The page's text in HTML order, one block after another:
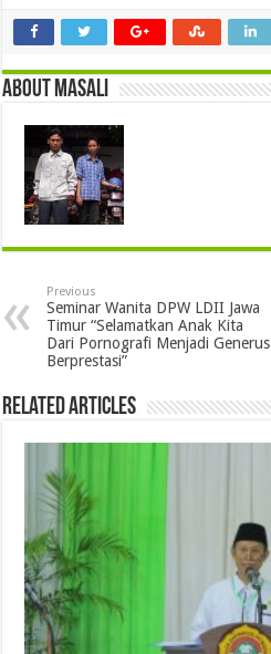
About masali
Previous
Seminar Wanita DPW LDII Jawa
Timur “Selamatkan Anak Kita
Dari Pornografi Menjadi Generus
Berprestasi”
Related Articles